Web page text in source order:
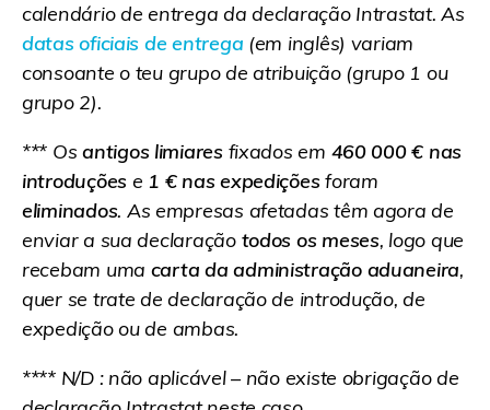
calendário de entrega da declaração Intrastat. As
datas oficiais de entrega (em inglês) variam
consoante o teu grupo de atribuição (grupo 1 ou
grupo 2).
*** Osantigos limiares fixados em 460 000 € nas
introduções e 1 € nas expedições foram
eliminados. As empresas afetadas têm agora de
enviar a sua declaração todos os meses, logo que
recebam uma carta da administração aduaneira,
quer se trate de declaração de introdução, de
expedição ou de ambas.
**** N/D : não aplicável – não existe obrigação de